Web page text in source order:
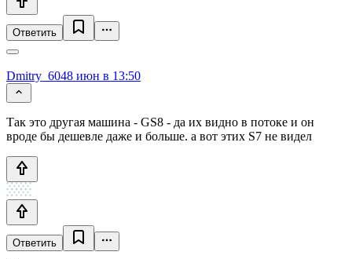
Ответить
Dmitry_6048 июн в 13:50
Так это другая машина - GS8 - да их видно в потоке и он
вроде бы дешевле даже и больше. а вот этих S7 не видел
Ответить